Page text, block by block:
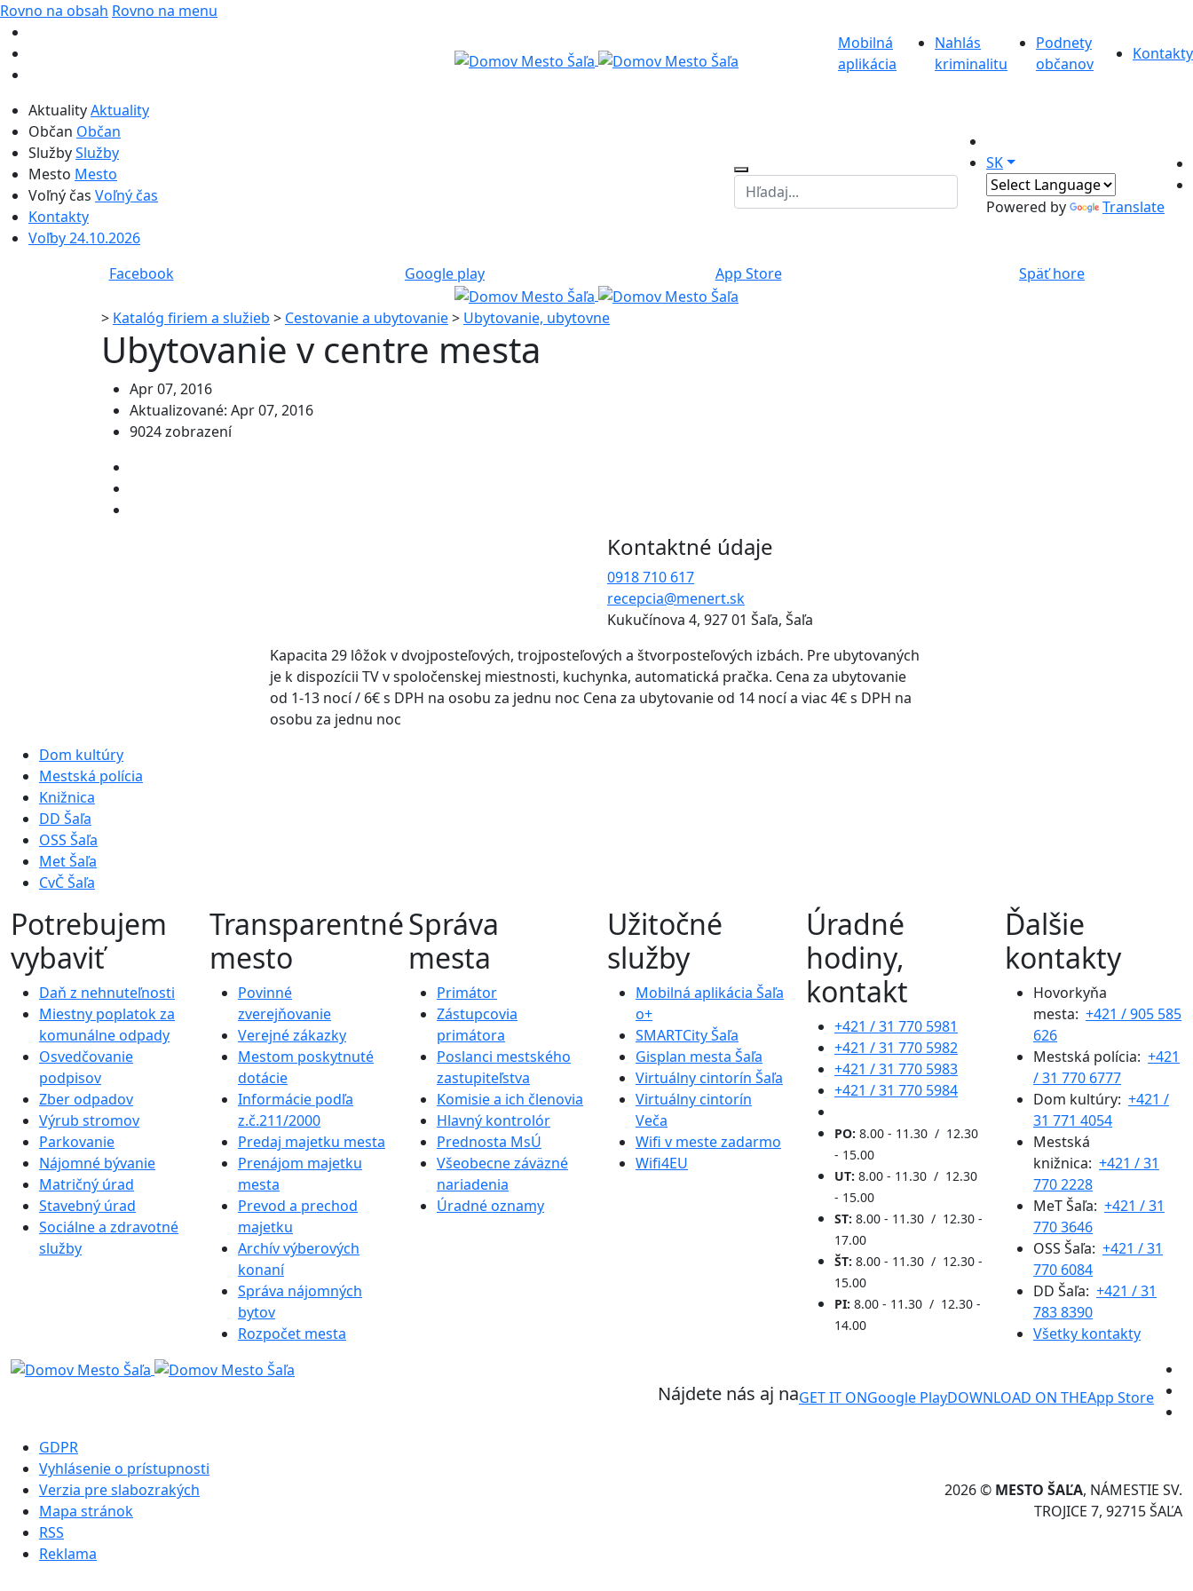
Rovno na obsah Rovno na menu
Mobilná
aplikácia
Nahlás
kriminalitu
Podnety
občanov
Kontakty
AktualityAktuality
Občan Občan
SlužbySlužby
Mesto Mesto
Voľný čas Voľný čas
Kontakty
Voľby 24.10.2026
SK
Powered by Translate
Facebook Google play App Store Späť hore
> Katalóg firiem a služieb > Cestovanie a ubytovanie> Ubytovanie, ubytovne
Ubytovanie v centre mesta
Apr 07, 2016
Aktualizované: Apr 07, 2016
9024 zobrazení
Kontaktné údaje
0918 710 617
recepcia@menert.sk
Kukučínova 4, 927 01 Šaľa, Šaľa
Kapacita 29 lôžok v dvojposteľových, trojposteľových a štvorposteľových izbách. Pre ubytovaných
je k dispozícii TV v spoločenskej miestnosti, kuchynka, automatická pračka. Cena za ubytovanie
od 1-13 nocí / 6€ s DPH na osobu za jednu noc Cena za ubytovanie od 14 nocí a viac 4€ s DPH na
osobu za jednu noc
Dom kultúry
Mestská polícia
Knižnica
DD Šaľa
OSS Šaľa
Met Šaľa
CvČ Šaľa
Potrebujem
vybaviť
Daň z nehnuteľnosti
Miestny poplatok za
komunálne odpady
Osvedčovanie
podpisov
Zber odpadov
Výrub stromov
Parkovanie
Nájomné bývanie
Matričný úrad
Stavebný úrad
Sociálne a zdravotné
služby
Transparentné
mesto
Povinné
zverejňovanie
Verejné zákazky
Mestom poskytnuté
dotácie
Informácie podľa
z.č.211/2000
Predaj majetku mesta
Prenájom majetku
mesta
Prevod a prechod
majetku
Archív výberových
konaní
Správa nájomných
bytov
Rozpočet mesta
Správa
mesta
Primátor
Zástupcovia
primátora
Poslanci mestského
zastupiteľstva
Komisie a ich členovia
Hlavný kontrolór
Prednosta MsÚ
Všeobecne záväzné
nariadenia
Úradné oznamy
Užitočné
služby
Mobilná aplikácia Šaľa
o+
SMARTCity Šaľa
Gisplan mesta Šaľa
Virtuálny cintorín Šaľa
Virtuálny cintorín
Veča
Wifi v meste zadarmo
Wifi4EU
Úradné
hodiny,
kontakt
+421 / 31 770 5981
+421 / 31 770 5982
+421 / 31 770 5983
+421 / 31 770 5984
PO: 8.00 - 11.30 / 12.30
- 15.00
UT: 8.00 - 11.30 / 12.30
- 15.00
ST: 8.00 - 11.30 / 12.30 -
17.00
ŠT: 8.00 - 11.30 / 12.30 -
15.00
PI: 8.00 - 11.30 / 12.30 -
14.00
Ďalšie
kontakty
Hovorkyňa
mesta: +421 / 905 585
626
Mestská polícia: +421
/ 31 770 6777
Dom kultúry: +421 /
31 771 4054
Mestská
knižnica: +421 / 31
770 2228
MeT Šaľa: +421 / 31
770 3646
OSS Šaľa: +421 / 31
770 6084
DD Šaľa: +421 / 31
783 8390
Všetky kontakty
Nájdete nás aj naGET IT ONGoogle PlayDOWNLOAD ON THEApp Store
GDPR
Vyhlásenie o prístupnosti
Verzia pre slabozrakých
Mapa stránok
RSS
Reklama
2026 © MESTO ŠAĽA, NÁMESTIE SV.
TROJICE 7, 92715 ŠAĽA